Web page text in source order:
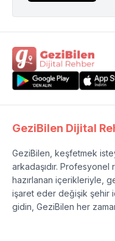
GeziBilen Dijital
GeziBilen, keşfetmek
arkadaşıdır.
hazırlanan içerikleriyle,
işaret eder değişik şehir
gidin, GeziBilen her